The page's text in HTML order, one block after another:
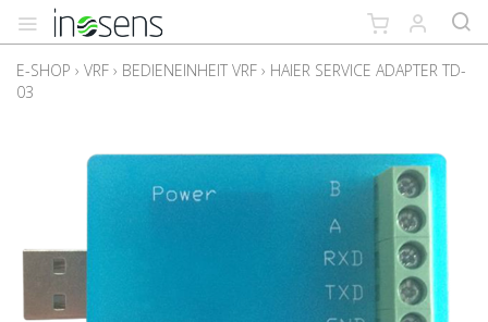
E-SHOP › VRF › BEDIENEINHEIT VRF › HAIER SERVICE ADAPTER TD-
03